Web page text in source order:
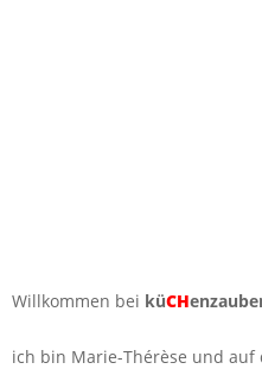
Willkommen bei küCH
ich bin Marie-Thérèse und auf